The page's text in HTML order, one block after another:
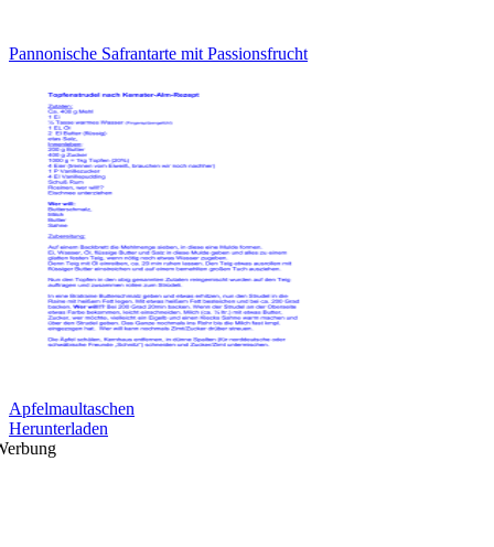
Pannonische Safrantarte mit Passionsfrucht
Apfelmaultaschen
Herunterladen